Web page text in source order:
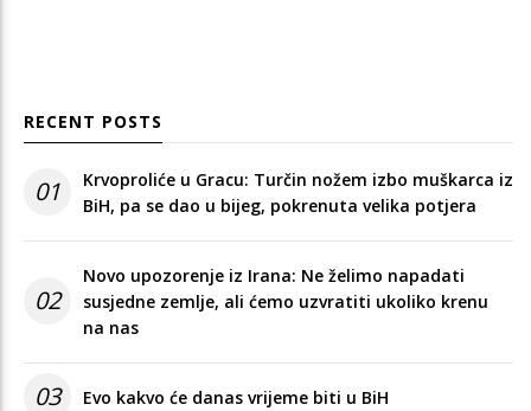
RECENT POSTS
01
Krvoproliće u Gracu: Turčin nožem izbo muškarca iz
BiH, pa se dao u bijeg, pokrenuta velika potjera
02
Novo upozorenje iz Irana: Ne želimo napadati
susjedne zemlje, ali ćemo uzvratiti ukoliko krenu
na nas
03 Evo kakvo će danas vrijeme biti u BiH